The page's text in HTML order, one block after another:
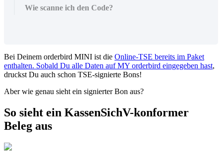
Wie scanne ich den Code?
Bei Deinem orderbird MINI ist die Online-TSE bereits im Paket
enthalten. Sobald Du alle Daten auf MY orderbird eingegeben hast,
druckst Du auch schon TSE-signierte Bons!
Aber wie genau sieht ein signierter Bon aus?
So sieht ein KassenSichV-konformer
Beleg aus